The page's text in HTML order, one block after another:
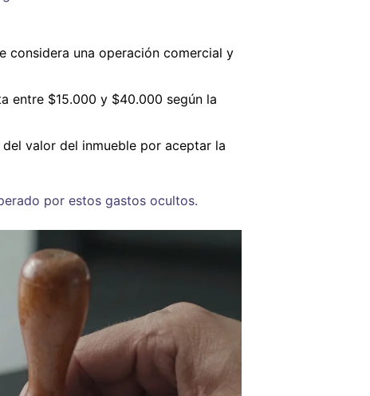
considera una operación comercial y
entre $15.000 y $40.000 según la
valor del inmueble por aceptar la
por estos gastos ocultos.